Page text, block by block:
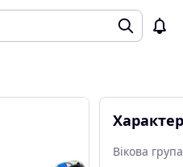
Вікова група